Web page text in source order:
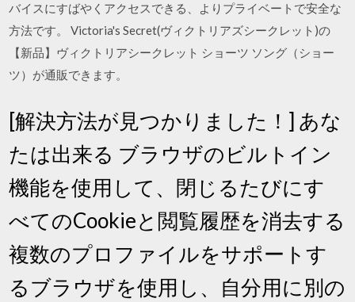
バイスにすばやくアクセスできる、よりプライベートで安全な
方法です。 Victoria's Secret(ヴィクトリアズシークレット)の
【新品】ヴィクトリアシークレット ショーツ ソング（ショー
ツ）が通販できます。
[解決方法が見つかりました！] あな
たは出来る ブラウザのビルトイン
機能を使用して、閉じるたびにす
べてのCookieと閲覧履歴を消去する
複数のプロファイルをサポートす
るブラウザを使用し、自分用に別の